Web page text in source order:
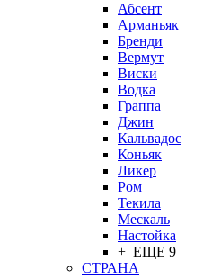
Абсент
Арманьяк
Бренди
Вермут
Виски
Водка
Граппа
Джин
Кальвадос
Коньяк
Ликер
Ром
Текила
Мескаль
Настойка
+ ЕЩЕ 9
СТРАНА